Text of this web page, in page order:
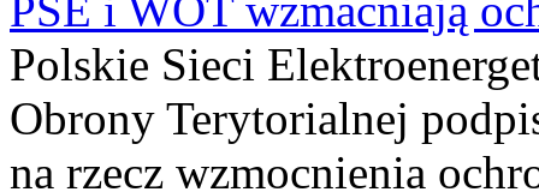
Polskie Sieci
Obrony Terytorialnej
na rzecz wzmocnienia